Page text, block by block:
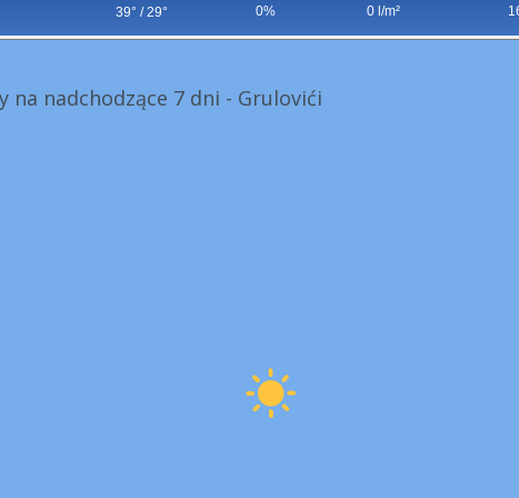
39° / 29° 0% 0 l/m²
na nadchodzące 7 dni - Grulovići